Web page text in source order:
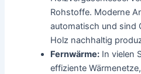
Rohstoffe. Moderne
automatisch und sind
Holz nachhaltig
Fernwärme: In vielen
effiziente